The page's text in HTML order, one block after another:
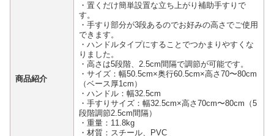
商品紹介
・置くだけ簡単設置な立ち上がり補助手すりで
す。
・手すり部分が3段あるのでお好みの高さでご使用
できます。
・ハンドルタイプにすることでつかまりやすくな
りました。
・高さは5段階、2.5cm間隔で調節が可能です。
・サイズ：幅50.5cm×奥行60.5cm×高さ70〜80cm
（ベース厚1cm）
・ハンドル：幅32.5cm
・手すりサイズ：幅32.5cm×高さ70cm〜80cm（5
段階調節2.5cm間隔）
・重量：11.8kg
・材質：スチール、PVC